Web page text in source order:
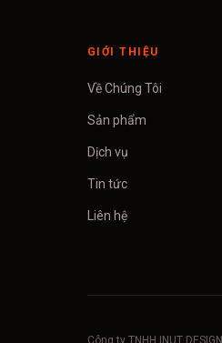
GIỚI THIỆU
Về Chúng Tôi
Sản phẩm
Dịch vụ
Tin tức
Liên hệ
Công ty TNHH INUT DESIGN